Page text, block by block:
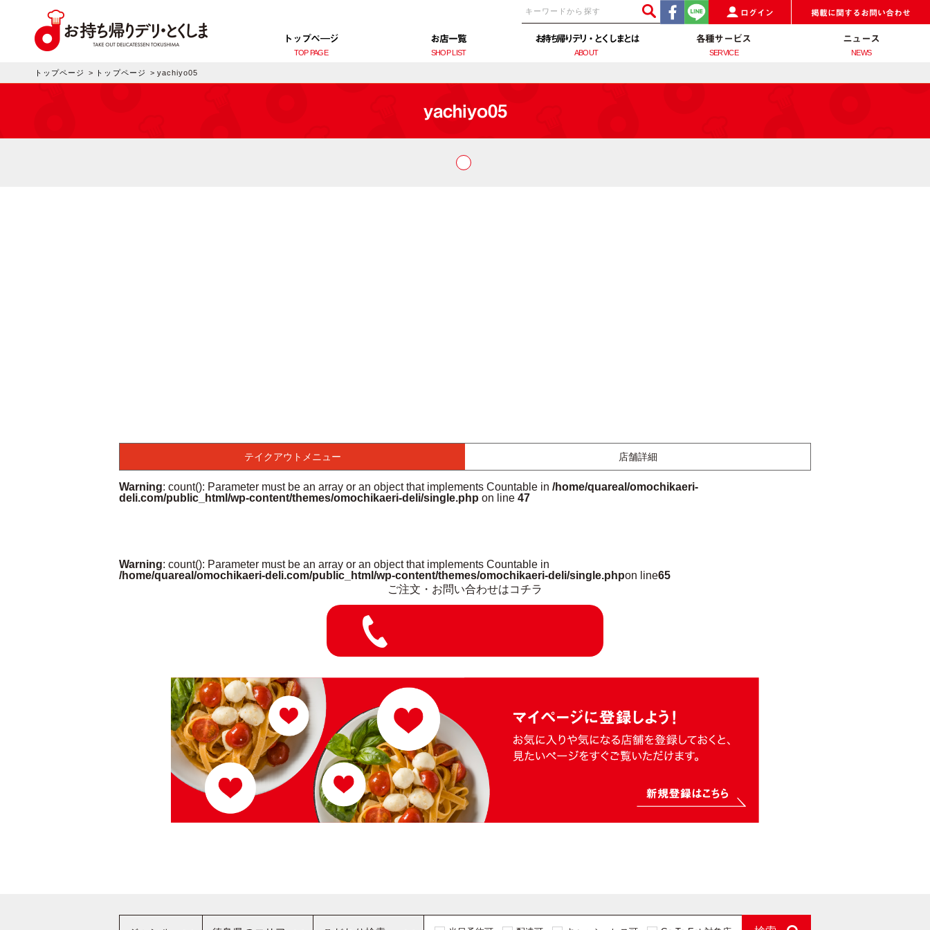
トップぺ―ジ
TOP PAGE
お店一覧
SHOP LIST
お持ち帰りデリ・とくしまとは
ABOUT
各種サービス
SERVICE
ニュース
NEWS
ログイン 掲載に関するお問い合わせ
トップページ > トップページ > yachiyo05
yachiyo05
テイクアウトメニュー 店舗詳細
Warning: count(): Parameter must be an array or an object that implements Countable in /home/quareal/omochikaeri-
deli.com/public_html/wp-content/themes/omochikaeri-deli/single.php on line 47
Warning: count(): Parameter must be an array or an object that implements Countable in
/home/quareal/omochikaeri-deli.com/public_html/wp-content/themes/omochikaeri-deli/single.phpon line65
ご注文・お問い合わせはコチラ